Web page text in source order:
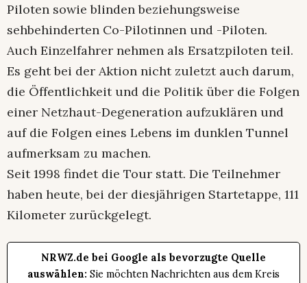
Piloten sowie blinden beziehungsweise
sehbehinderten Co-Pilotinnen und -Piloten.
Auch Einzelfahrer nehmen als Ersatzpiloten teil.
Es geht bei der Aktion nicht zuletzt auch darum,
die Öffentlichkeit und die Politik über die Folgen
einer Netzhaut-Degeneration aufzuklären und
auf die Folgen eines Lebens im dunklen Tunnel
aufmerksam zu machen.
Seit 1998 findet die Tour statt. Die Teilnehmer
haben heute, bei der diesjährigen Startetappe, 111
Kilometer zurückgelegt.
NRWZ.de bei Google als bevorzugte Quelle
auswählen: Sie möchten Nachrichten aus dem Kreis